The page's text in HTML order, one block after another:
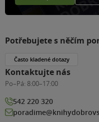
Potřebujete s něčím
Často kladené dotazy
Kontaktujte nás
Po–Pá: 8:00–17:00
542 220 320